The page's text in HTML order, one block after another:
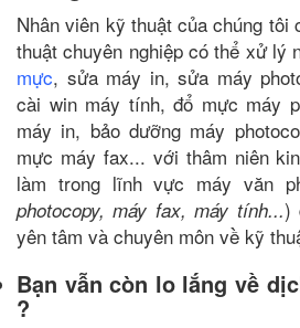
Nhân viên kỹ thuật của chúng tôi
thuật chuyên nghiệp có thể xử lý
mực, sửa máy in, sửa máy
cài win máy tính, đổ mực máy
máy in, bảo dưỡng máy
mực máy fax... với thâm niên
làm trong lĩnh vực máy văn
photocopy, máy fax, máy tính...)
yên tâm và chuyên môn về kỹ
Bạn vẫn còn lo lắng về
?